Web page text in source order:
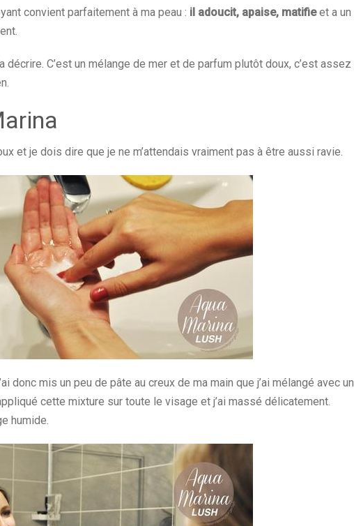
convient parfaitement à ma peau : il adoucit, apaise, matifieet a un
décrire. C’est un mélange de mer et de parfum plutôt doux, c’est assez
et je dois dire que je ne m’attendais vraiment pas à être aussi ravie.
donc mis un peu de pâte au creux de ma main que j’ai mélangé avec un
cette mixture sur toute le visage et j’ai massé délicatement.
humide.